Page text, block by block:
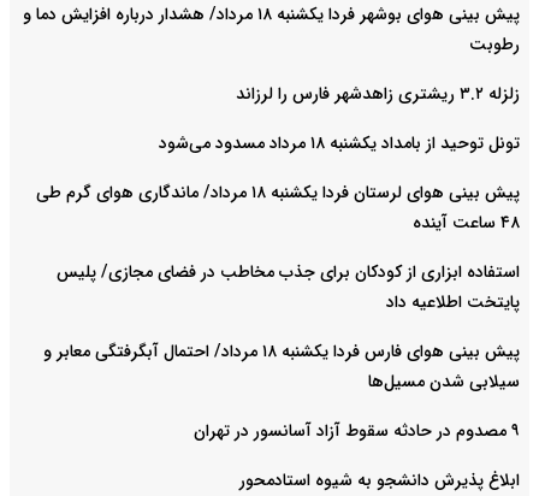
پیش بینی هوای بوشهر فردا یکشنبه ۱۸ مرداد/ هشدار درباره افزایش دما و
رطوبت
زلزله ۳.۲ ریشتری زاهدشهر فارس را لرزاند
تونل توحید از بامداد یکشنبه ۱۸ مرداد مسدود می‌شود
پیش بینی هوای لرستان فردا یکشنبه ۱۸ مرداد/ ماندگاری هوای گرم طی
۴۸ ساعت آینده
استفاده ابزاری از کودکان برای جذب مخاطب در فضای مجازی/ پلیس
پایتخت اطلاعیه داد
پیش بینی هوای فارس فردا یکشنبه ۱۸ مرداد/ احتمال آبگرفتگی معابر و
سیلابی شدن مسیل‌ها
۹ مصدوم در حادثه سقوط آزاد آسانسور در تهران
ابلاغ پذیرش دانشجو به شیوه استادمحور